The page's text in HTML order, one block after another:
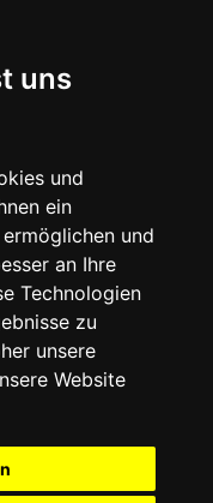
uns
und
ein
und
an Ihre
Technologien
zu
unsere
Website